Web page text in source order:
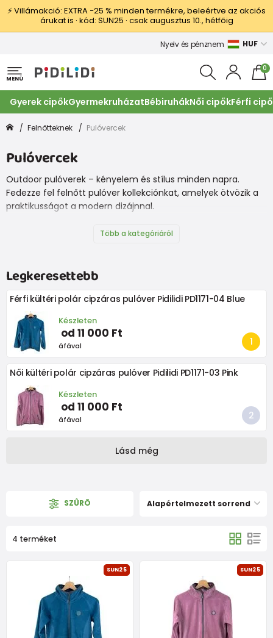
⚡ Villámakció: EXTRA −25 % minden termékre, beleértve az akciós
árukat is · kód: SUN25 · csak augusztus 10., hétfőig
Nyelv és pénznem HUF
MENÜ
0
Gyerek cipőkGyermekruházatBébiruhákNői cipőkFérfi
Felnőtteknek Pulóvercek
Pulóvercek
Outdoor pulóverek – kényelem és stílus minden napra.
Fedezze fel felnőtt pulóver kollekciónkat, amelyek ötvözik a
praktikusságot a modern dizájnnal.
Több a kategóriáról
Legkeresettebb
Férfi kültéri polár cipzáras pulóver Pidilidi PD1171-04 Blue
Készleten
od 11 000 Ft
áfával
Női kültéri polár cipzáras pulóver Pidilidi PD1171-03 Pink
Készleten
od 11 000 Ft
áfával
Lásd még
SZÛRÕ Alapértelmezett sorrend
4 terméket
SUN25 SUN25